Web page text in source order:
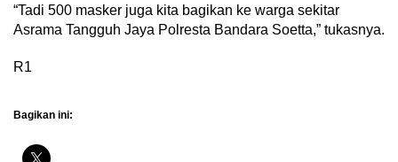
“Tadi 500 masker juga kita bagikan ke warga sekitar
Asrama Tangguh Jaya Polresta Bandara Soetta,” tukasnya.
R1
Bagikan ini: